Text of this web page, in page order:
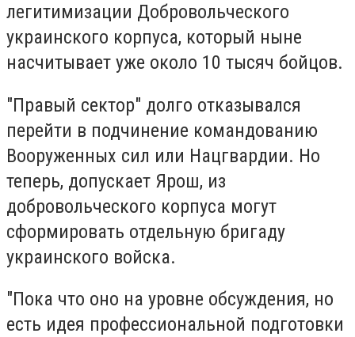
легитимизации Добровольческого
украинского корпуса, который ныне
насчитывает уже около 10 тысяч бойцов.
"Правый сектор" долго отказывался
перейти в подчинение командованию
Вооруженных сил или Нацгвардии. Но
теперь, допускает Ярош, из
добровольческого корпуса могут
сформировать отдельную бригаду
украинского войска.
"Пока что оно на уровне обсуждения, но
есть идея профессиональной подготовки